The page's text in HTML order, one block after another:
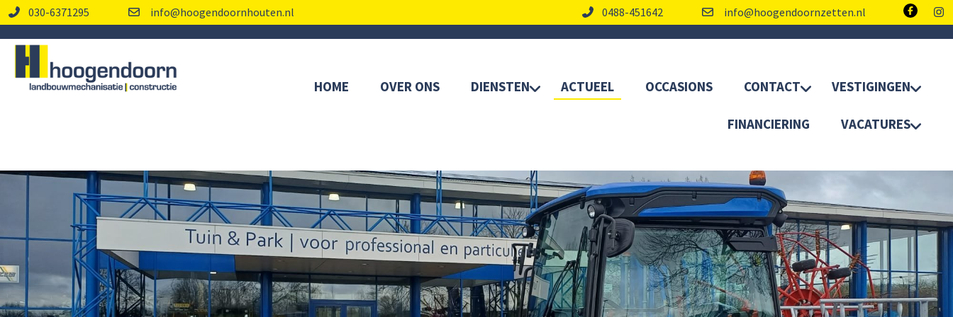
030-6371295 info@hoogendoornhouten.nl 0488-451642 info@hoogendoornzetten.nl
HOME OVER ONS DIENSTEN ACTUEEL OCCASIONS CONTACT VESTIGINGEN
FINANCIERING VACATURES